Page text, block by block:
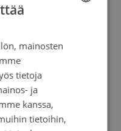
julkisuuteen
on hyväksi
ollaan
näkyvyyttä työlle,
SWEDISH
mainosten
tietoja
ja
kanssa,
tietoihin,